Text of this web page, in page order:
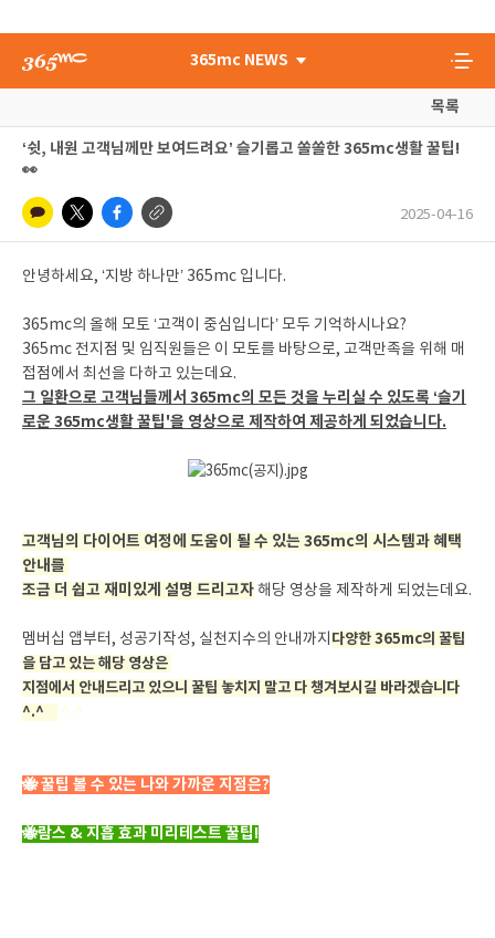
365mc NEWS
목록
‘쉿, 내원 고객님께만 보여드려요’ 슬기롭고 쏠쏠한 365mc생활 꿀팁!
👀
2025-04-16
안녕하세요, ‘지방 하나만’ 365mc 입니다.
365mc의 올해 모토 ‘고객이 중심입니다’ 모두 기억하시나요?
365mc 전지점 및 임직원들은 이 모토를 바탕으로, 고객만족을 위해 매
접점에서 최선을 다하고 있는데요.
그 일환으로 고객님들께서 365mc의 모든 것을 누리실 수 있도록 ‘슬기
로운 365mc생활 꿀팁'을 영상으로 제작하여 제공하게 되었습니다.
고객님의 다이어트 여정에 도움이 될 수 있는 365mc의 시스템과 혜택
안내를
조금 더 쉽고 재미있게 설명 드리고자 해당 영상을 제작하게 되었는데요.
멤버십 앱부터, 성공기작성, 실천지수의 안내까지 다양한 365mc의 꿀팁
을 담고 있는 해당 영상은
지점에서 안내드리고 있으니 꿀팁 놓치지 말고 다 챙겨보시길 바라겠습니다
^.^
^.^
🐝 꿀팁 볼 수 있는 나와 가까운 지점은?
🐝람스 & 지흡 효과 미리테스트 꿀팁!